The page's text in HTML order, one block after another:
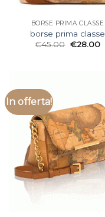
BORSE PRIMA CLASSE
borse prima classe
€45.00 €28.00
In offerta!